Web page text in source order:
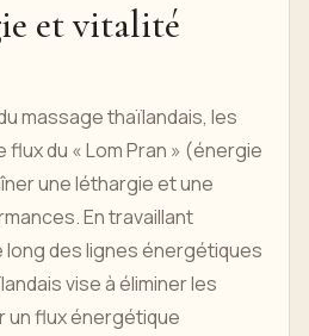
et vitalité
massage thaïlandais, les
du « Lom Pran » (énergie
une léthargie et une
En travaillant
des lignes énergétiques
vise à éliminer les
un flux énergétique